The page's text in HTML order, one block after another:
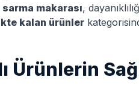
makarası,
kalan ürünler
Ürünlerin